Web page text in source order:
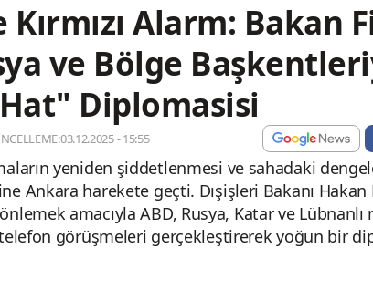
Kırmızı Alarm: Bakan
ve Bölge
Hat" Diplomasisi
- 15:55
yeniden şiddetlenmesi ve sahadaki
Ankara harekete geçti. Dışişleri Bakanı Hakan
amacıyla ABD, Rusya, Katar ve Lübnanlı
görüşmeleri gerçekleştirerek yoğun bir